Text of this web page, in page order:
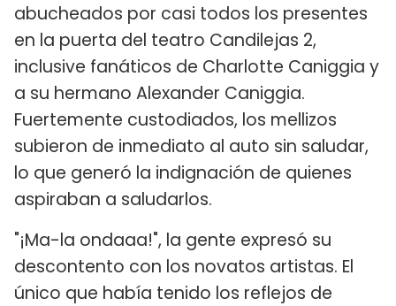
abucheados por casi todos los presentes
en la puerta del teatro Candilejas 2,
inclusive fanáticos de Charlotte Caniggia y
a su hermano Alexander Caniggia.
Fuertemente custodiados, los mellizos
subieron de inmediato al auto sin saludar,
lo que generó la indignación de quienes
aspiraban a saludarlos.
"¡Ma-la ondaaa!", la gente expresó su
descontento con los novatos artistas. El
único que había tenido los reflejos de